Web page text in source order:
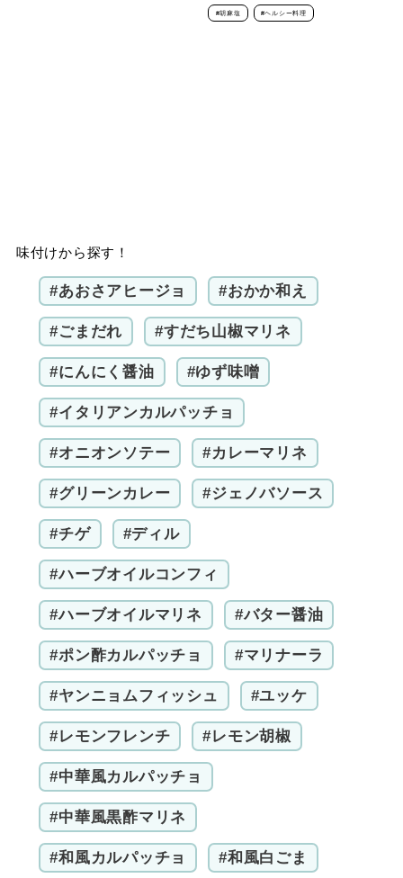
#胡麻塩 #ヘルシー料理
味付けから探す！
#あおさアヒージョ #おかか和え
#ごまだれ #すだち山椒マリネ
#にんにく醤油 #ゆず味噌
#イタリアンカルパッチョ
#オニオンソテー #カレーマリネ
#グリーンカレー #ジェノバソース
#チゲ #ディル
#ハーブオイルコンフィ
#ハーブオイルマリネ #バター醤油
#ポン酢カルパッチョ #マリナーラ
#ヤンニョムフィッシュ #ユッケ
#レモンフレンチ #レモン胡椒
#中華風カルパッチョ
#中華風黒酢マリネ
#和風カルパッチョ #和風白ごま